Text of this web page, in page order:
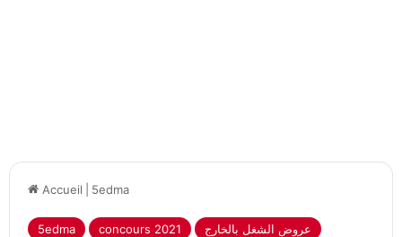
Accueil 5edma
5edma concours 2021
عروض الشغل بالخارج